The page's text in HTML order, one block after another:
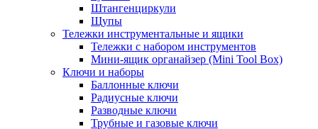
Штангенциркули
Щупы
Тележки инструментальные и ящики
Тележки с набором инструментов
Мини-ящик органайзер (Mini Tool Box)
Ключи и наборы
Баллонные ключи
Радиусные ключи
Разводные ключи
Трубные и газовые ключи